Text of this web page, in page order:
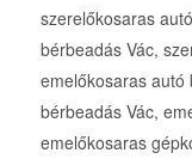
szerelőkosaras
bérbeadás Vác,
emelőkosaras autó
bérbeadás Vác,
emelőkosaras